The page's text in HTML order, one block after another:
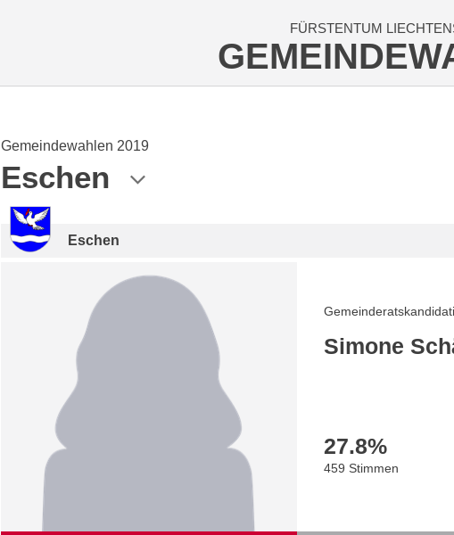
FÜRSTENTUM
Gemeindewahlen 2019
Eschen
Eschen
Simone
27.8%
459 Stimmen